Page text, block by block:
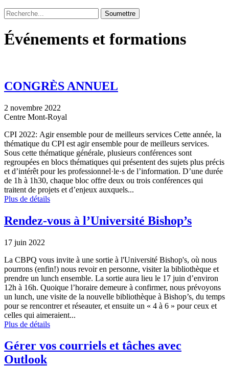
Soumettre
Événements et formations
CONGRÈS ANNUEL
2 novembre 2022
Centre Mont-Royal
CPI 2022: Agir ensemble pour de meilleurs services Cette année, la
thématique du CPI est agir ensemble pour de meilleurs services.
Sous cette thématique générale, plusieurs conférences sont
regroupées en blocs thématiques qui présentent des sujets plus précis
et d’intérêt pour les professionnel·le·s de l’information. D’une durée
de 1h à 1h30, chaque bloc offre deux ou trois conférences qui
traitent de projets et d’enjeux auxquels...
Plus de détails
Rendez-vous à l’Université Bishop’s
17 juin 2022
La CBPQ vous invite à une sortie à l'Université Bishop's, où nous
pourrons (enfin!) nous revoir en personne, visiter la bibliothèque et
prendre un lunch ensemble. La sortie aura lieu le 17 juin d’environ
12h à 16h. Quoique l’horaire demeure à confirmer, nous prévoyons
un lunch, une visite de la nouvelle bibliothèque à Bishop’s, du temps
pour se rencontrer et réseauter, et ensuite un « 4 à 6 » pour ceux et
celles qui aimeraient...
Plus de détails
Gérer vos courriels et tâches avec
Outlook